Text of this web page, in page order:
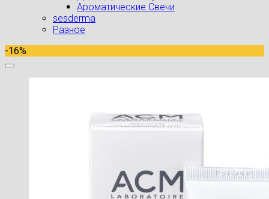
Ароматические Свечи
sesderma
Разное
-16%